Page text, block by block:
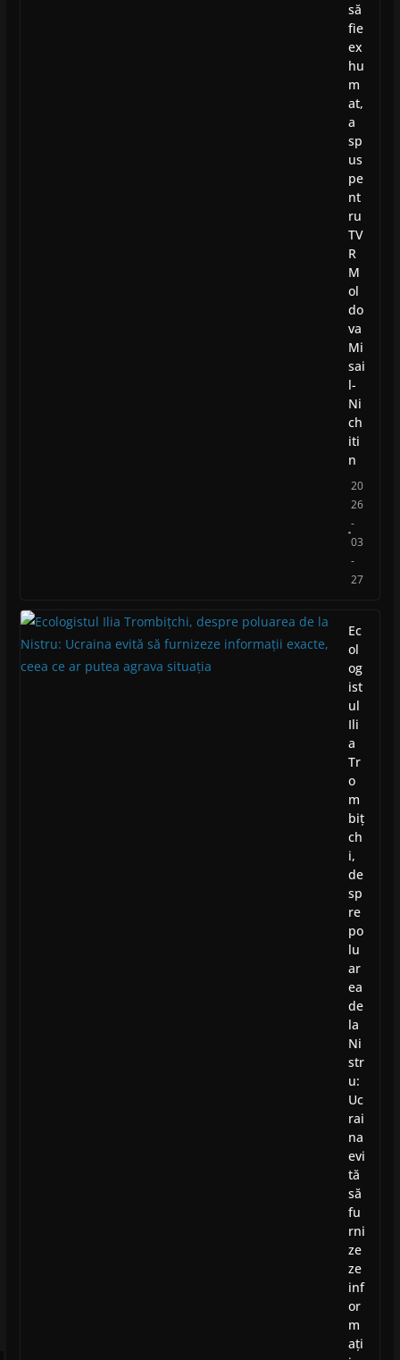
să
fie
ex
hu
m
at,
a
sp
us
pe
nt
ru
TV
R
M
ol
do
va
Mi
sai
l-
Ni
ch
iti
n
20
26
-
03
-
27
Ec
ol
og
ist
ul
Ili
a
Tr
o
m
biț
ch
i,
de
sp
re
po
lu
ar
ea
de
la
Ni
str
u:
Uc
rai
na
evi
tă
să
fu
rni
ze
ze
inf
or
m
ați